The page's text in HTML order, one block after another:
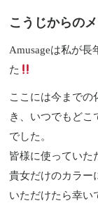
こうじからの
Amusageは私が
た
ここには今までの
き、いつでもどこ
でした。
皆様に使っていた
貴女だけのカラー
いただけたら幸い